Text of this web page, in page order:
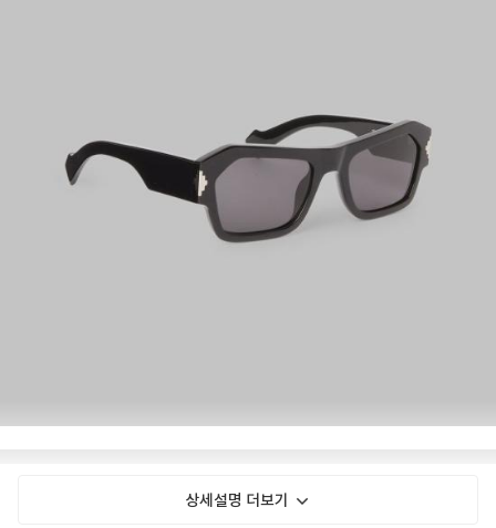
상세설명 더보기